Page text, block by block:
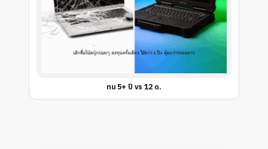
ทน 5+ ปี vs 12 ด.